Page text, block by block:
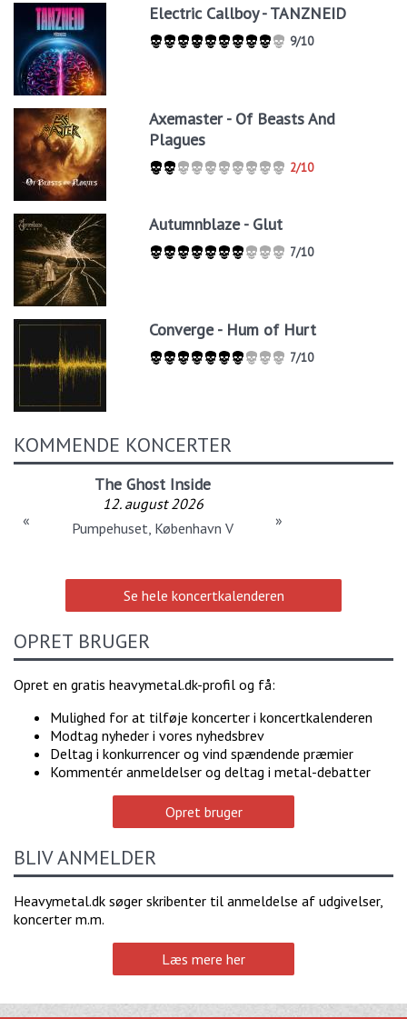
Electric Callboy - TANZNEID
9/10
Axemaster - Of Beasts And
Plagues
2/10
Autumnblaze - Glut
7/10
Converge - Hum of Hurt
7/10
KOMMENDE KONCERTER
The Ghost Inside
12. august 2026
Pumpehuset, København V
« »
Se hele koncertkalenderen
OPRET BRUGER
Opret en gratis heavymetal.dk-profil og få:
Mulighed for at tilføje koncerter i koncertkalenderen
Modtag nyheder i vores nyhedsbrev
Deltag i konkurrencer og vind spændende præmier
Kommentér anmeldelser og deltag i metal-debatter
Opret bruger
BLIV ANMELDER
Heavymetal.dk søger skribenter til anmeldelse af udgivelser,
koncerter m.m.
Læs mere her